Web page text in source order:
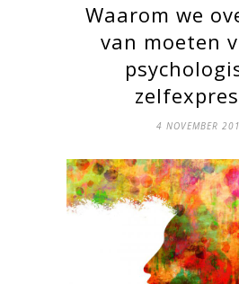
Waarom we
van moeten
4 NOVEMBER